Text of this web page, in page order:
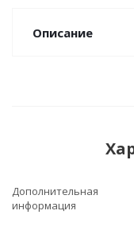
Описание
Дополнительная
информация